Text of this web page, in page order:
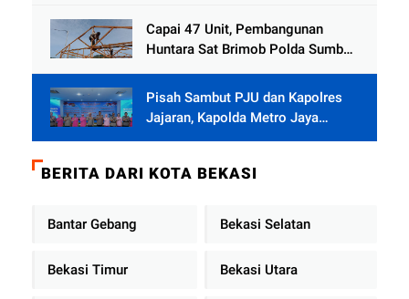
Capai 47 Unit, Pembangunan
Huntara Sat Brimob Polda Sumbar
Pisah Sambut PJU dan Kapolres
Jajaran, Kapolda Metro Jaya
BERITA DARI KOTA BEKASI
Bantar Gebang Bekasi Selatan
Bekasi Timur Bekasi Utara